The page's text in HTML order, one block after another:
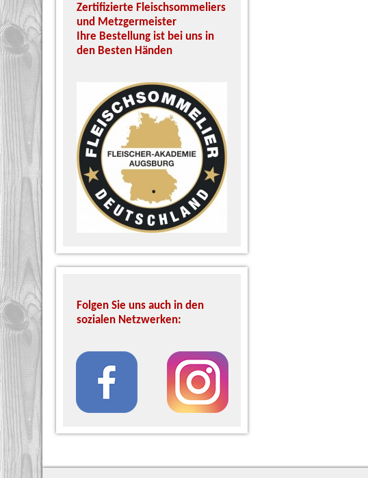
Zertifizierte Fleischsommeliers
und Metzgermeister
Ihre Bestellung ist bei uns in
den Besten Händen
Folgen Sie uns auch in den
sozialen Netzwerken: